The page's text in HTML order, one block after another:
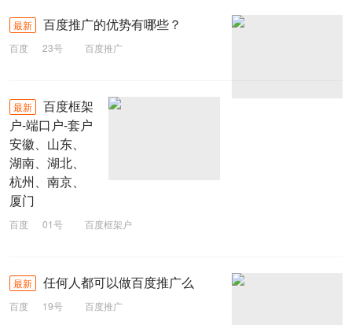
最新 百度推广的优势有哪些？
百度 23号 百度推广
最新
百度框架
户-端口户-套户
安徽、山东、
湖南、湖北、
杭州、南京、
厦门
百度 01号 百度框架户
最新 任何人都可以做百度推广么
百度 19号 百度推广